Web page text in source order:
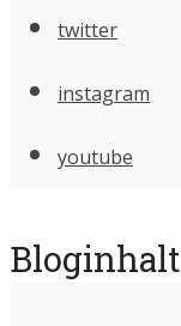
twitter
instagram
youtube
Bloginhalt